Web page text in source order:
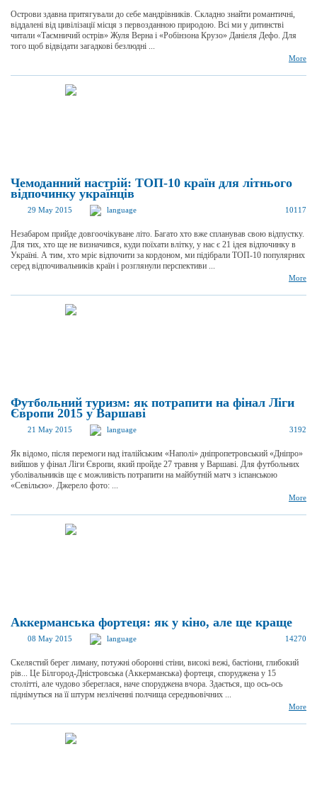
Острови здавна притягували до себе мандрівників. Складно знайти романтичні,
віддалені від цивілізації місця з первозданною природою. Всі ми у дитинстві
читали «Таємничий острів» Жуля Верна і «Робінзона Крузо» Даніеля Дефо. Для
того щоб відвідати загадкові безлюдні ...
More
Чемоданний настрій: ТОП-10 країн для літнього
відпочинку українців
29 May 2015 language 10117
Незабаром прийде довгоочікуване літо. Багато хто вже спланував свою відпустку.
Для тих, хто ще не визначився, куди поїхати влітку, у нас є 21 ідея відпочинку в
Україні. А тим, хто мріє відпочити за кордоном, ми підібрали ТОП-10 популярних
серед відпочивальників країн і розглянули перспективи ...
More
Футбольний туризм: як потрапити на фінал Ліги
Європи 2015 у Варшаві
21 May 2015 language 3192
Як відомо, після перемоги над італійським «Наполі» дніпропетровський «Дніпро»
вийшов у фінал Ліги Європи, який пройде 27 травня у Варшаві. Для футбольних
уболівальників ще є можливість потрапити на майбутній матч з іспанською
«Севільєю». Джерело фото: ...
More
Аккерманська фортеця: як у кіно, але ще краще
08 May 2015 language 14270
Скелястий берег лиману, потужні оборонні стіни, високі вежі, бастіони, глибокий
рів... Це Білгород-Дністровська (Аккерманська) фортеця, споруджена у 15
столітті, але чудово збереглася, наче споруджена вчора. Здається, що ось-ось
піднімуться на її штурм незліченні полчища середньовічних ...
More